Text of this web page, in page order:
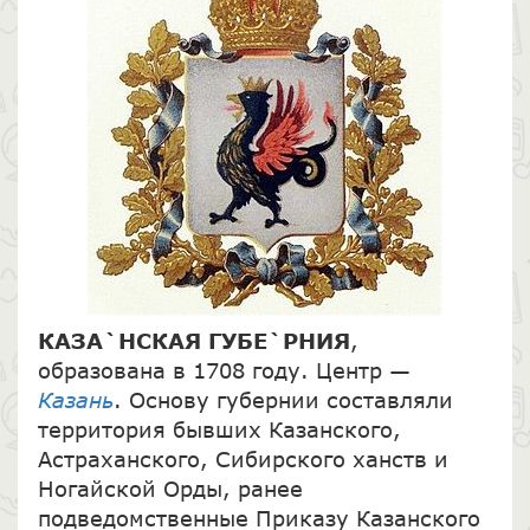
КАЗА`НСКАЯ ГУБЕ`РНИЯ,
образована в 1708 году. Центр —
Казань. Основу губернии составляли
территория бывших Казанского,
Астраханского, Сибирского ханств и
Ногайской Орды, ранее
подведомственные Приказу Казанского